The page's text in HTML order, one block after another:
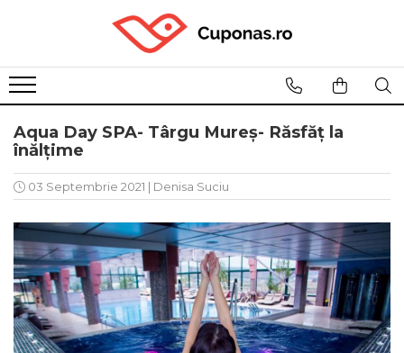
Aqua Day SPA- Târgu Mureș- Răsfăț la
înălțime
03 Septembrie 2021 | Denisa Suciu